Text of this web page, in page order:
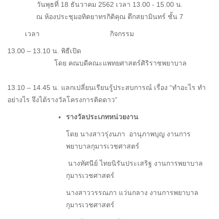
วันพุธที่ 18 ธันวาคม 2562 เวลา 13.00 - 15.00 น.
ณ ห้องประชุมอทิตยาทรกิติคุณ ตึกสยามินทร์ ชั้น 7
เวลา กิจกรรม
13.00 – 13.10 น. พิธีเปิด
โดย คณบดีคณะแพทยศาสตร์ศิริราชพยาบาล
13.10 – 14.45 น. แลกเปลี่ยนเรียนรู้ประสบการณ์ เรื่อง “ทำอะไร ทำ
อย่างไร จึงได้รางวัลโครงการติดดาว”
รางวัลประเภทหน่วยงาน
โดย นางสาวรุ่งนภา อานุภาพบุญ งานการ
พยาบาลกุมารเวชศาสตร์
นางทัศนีย์ ไทยนิรันประเสริฐ งานการพยาบาล
กุมารเวชศาสตร์
นางสาววรรณภา แว่นกลาง งานการพยาบาล
กุมารเวชศาสตร์